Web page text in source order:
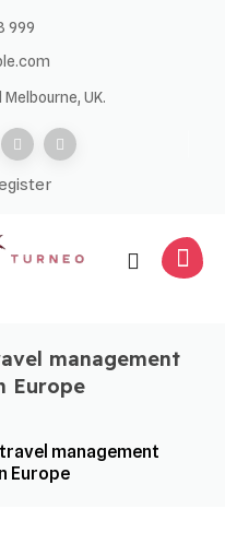
999
UK.
management
Europe
management
Europe